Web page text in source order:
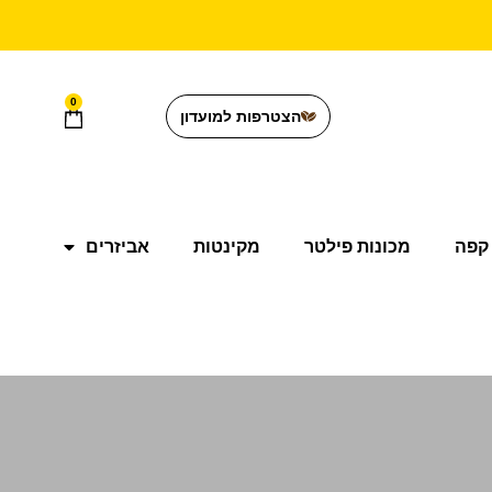
הצטרפות למועדון
0
קפה מכונות פילטר מקינטות אביזרים